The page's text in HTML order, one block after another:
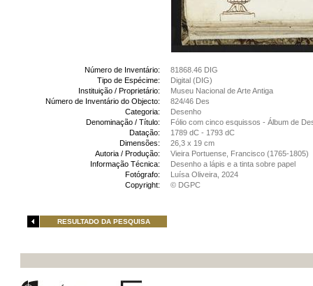
Número de Inventário:
81868.46 DIG
Tipo de Espécime:
Digital (DIG)
Instituição / Proprietário:
Museu Nacional de Arte Antiga
Número de Inventário do Objecto:
824/46 Des
Categoria:
Desenho
Denominação / Título:
Fólio com cinco esquissos - Álbum de
Datação:
1789 dC - 1793 dC
Dimensões:
26,3 x 19 cm
Autoria / Produção:
Vieira Portuense, Francisco (1765-1805)
Informação Técnica:
Desenho a lápis e a tinta sobre papel
Fotógrafo:
Luísa Oliveira, 2024
Copyright:
© DGPC
RESULTADO DA PESQUISA